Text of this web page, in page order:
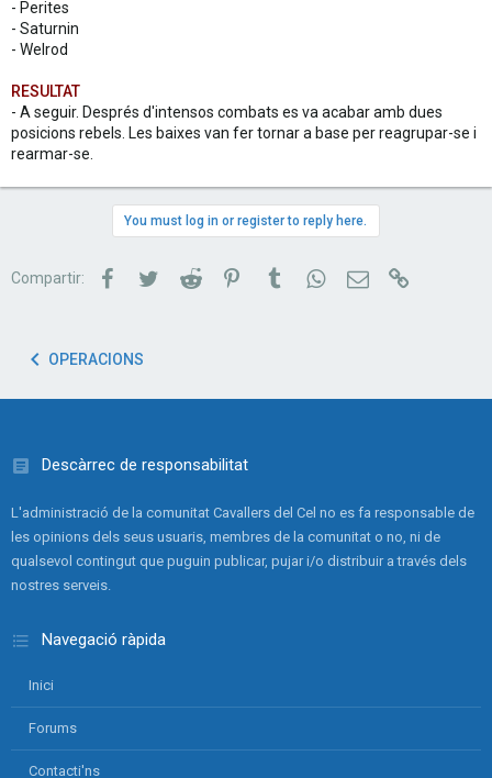
- Perites
- Saturnin
- Welrod
RESULTAT
- A seguir. Després d'intensos combats es va acabar amb dues
posicions rebels. Les baixes van fer tornar a base per reagrupar-se i
rearmar-se.
You must log in or register to reply here.
Compartir: FacebookTwitterReddit PinterestTumblrWhatsAppCorreu electrònic
OPERACIONS
Descàrrec de responsabilitat
L'administració de la comunitat Cavallers del Cel no es fa responsable de
les opinions dels seus usuaris, membres de la comunitat o no, ni de
qualsevol contingut que puguin publicar, pujar i/o distribuir a través dels
nostres serveis.
Navegació ràpida
Inici
Forums
Contacti'ns